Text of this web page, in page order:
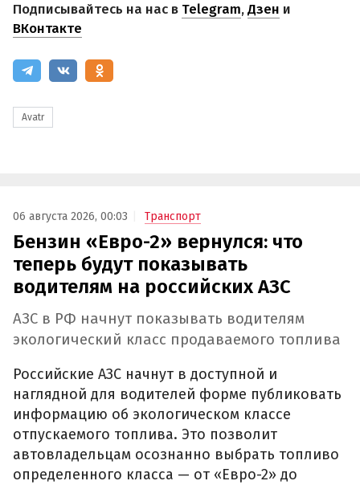
Подписывайтесь на нас в Telegram,Дзен и
ВКонтакте
Avatr
06 августа 2026, 00:03 Транспорт
Бензин «Евро-2» вернулся: что
теперь будут показывать
водителям на российских АЗС
АЗС в РФ начнут показывать водителям
экологический класс продаваемого топлива
Российские АЗС начнут в доступной и
наглядной для водителей форме публиковать
информацию об экологическом классе
отпускаемого топлива. Это позволит
автовладельцам осознанно выбрать топливо
определенного класса — от «Евро-2» до